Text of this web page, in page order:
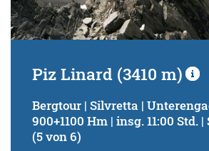
Piz Linard (3410 m)
Bergtour | Silvretta |
900+1100 Hm | insg. 11:00 Std.
(5 von 6)